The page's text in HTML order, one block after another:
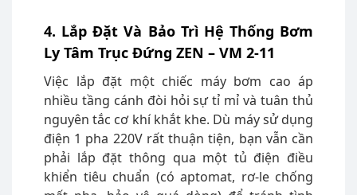
4. Lắp Đặt Và Bảo Trì Hệ Thống Bơm
Ly Tâm Trục Đứng ZEN – VM 2-11
Việc lắp đặt một chiếc máy bơm cao áp
nhiều tầng cánh đòi hỏi sự tỉ mỉ và tuân thủ
nguyên tắc cơ khí khắt khe. Dù máy sử dụng
điện 1 pha 220V rất thuận tiện, bạn vẫn cần
phải lắp đặt thông qua một tủ điện điều
khiển tiêu chuẩn (có aptomat, rơ-le chống